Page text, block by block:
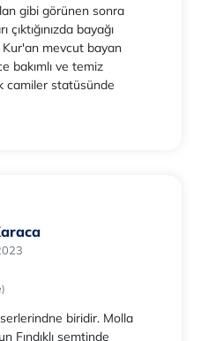
gibi görünen sonra
çıktığınızda bayağı
mevcut bayan
bakımlı ve temiz
camiler statüsünde
biridir. Molla
Fındıklı semtinde